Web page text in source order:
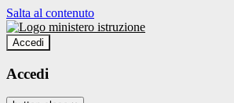
Salta al contenuto
Accedi
Accedi